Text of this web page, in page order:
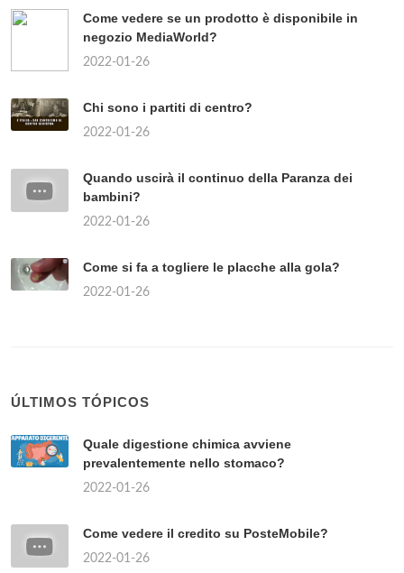
Come vedere se un prodotto è disponibile in
negozio MediaWorld?
2022-01-26
Chi sono i partiti di centro?
2022-01-26
Quando uscirà il continuo della Paranza dei
bambini?
2022-01-26
Come si fa a togliere le placche alla gola?
2022-01-26
ÚLTIMOS TÓPICOS
Quale digestione chimica avviene
prevalentemente nello stomaco?
2022-01-26
Come vedere il credito su PosteMobile?
2022-01-26